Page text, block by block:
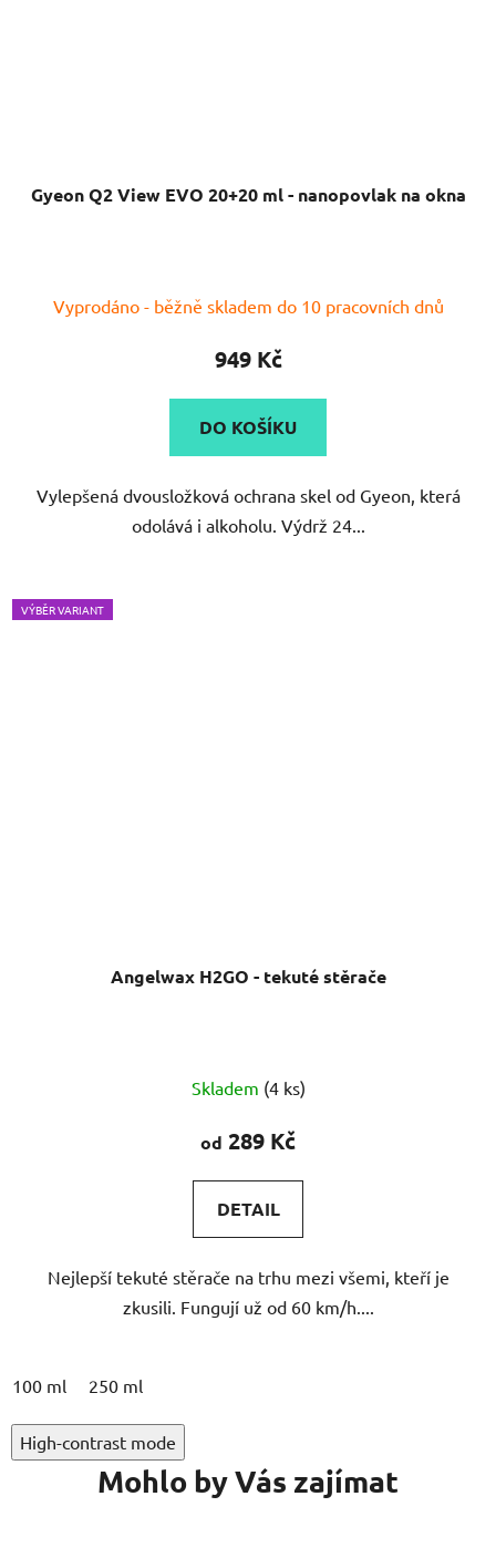
Gyeon Q2 View EVO 20+20 ml - nanopovlak na okna
hodnocení
produktu
5,0
z
hvězdiček.
Vyprodáno - běžně skladem do 10 pracovních dnů
949 Kč
DO KOŠÍKU
Vylepšená dvousložková ochrana skel od Gyeon, která
odolává i alkoholu. Výdrž 24...
VÝBĚR VARIANT
Angelwax H2GO - tekuté stěrače
hodnocení
produktu
5,0
z
hvězdiček.
Skladem (4 ks)
od 289 Kč
DETAIL
Nejlepší tekuté stěrače na trhu mezi všemi, kteří je
zkusili. Fungují už od 60 km/h....
100 ml 250 ml
High-contrast mode
Mohlo by Vás zajímat